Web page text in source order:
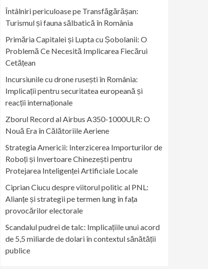
Întâlniri periculoase pe Transfăgărășan:
Turismul și fauna sălbatică în România
Primăria Capitalei și Lupta cu Șobolanii: O
Problemă Ce Necesită Implicarea Fiecărui
Cetățean
Incursiunile cu drone rusești în România:
Implicații pentru securitatea europeană și
reacții internaționale
Zborul Record al Airbus A350-1000ULR: O
Nouă Era în Călătoriile Aeriene
Strategia Americii: Interzicerea Importurilor de
Roboți și Invertoare Chinezești pentru
Protejarea Inteligenței Artificiale Locale
Ciprian Ciucu despre viitorul politic al PNL:
Alianțe și strategii pe termen lung în fața
provocărilor electorale
Scandalul pudrei de talc: Implicațiile unui acord
de 5,5 miliarde de dolari în contextul sănătății
publice